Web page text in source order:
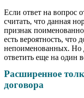
Если ответ на вопрос
считать, что данная
признак
есть вероятность, что
непоименованных. Но
ответить еще на один
Расширенное
договора